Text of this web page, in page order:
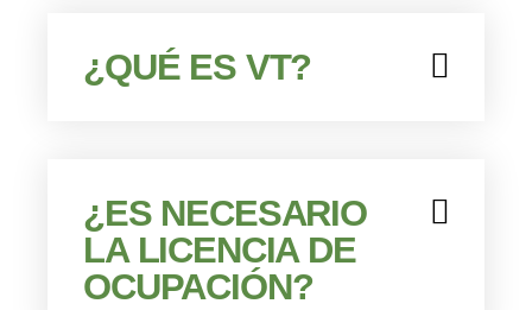
¿QUÉ ES VT?
¿ES NECESARIO
LA LICENCIA DE
OCUPACIÓN?